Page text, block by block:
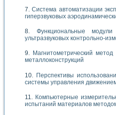
Система автоматизации
гиперзвуковых
Функциональные
ультразвуковых контрольно-
Магнитометрический
металлоконструкций
Перспективы
системы управления
Компьютерные
испытаний материалов